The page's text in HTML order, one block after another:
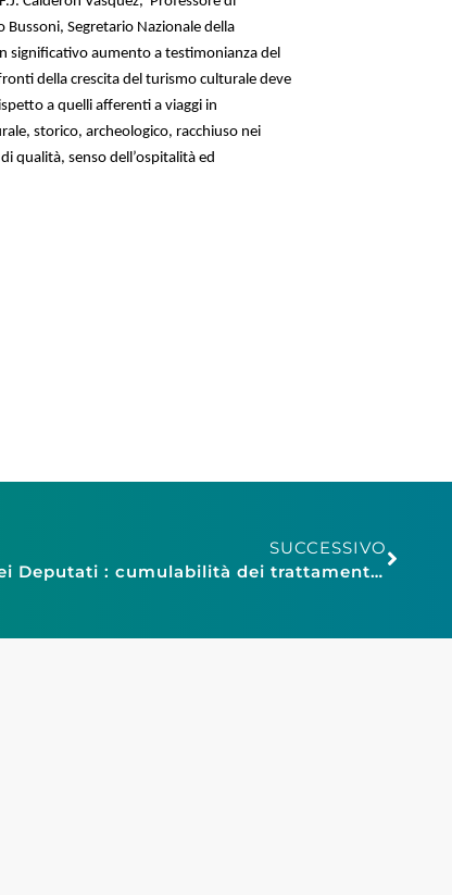
Segretario Nazionale della
significativo aumento a testimonianza del
della crescita del turismo culturale deve
a quelli afferenti a viaggi in
storico, archeologico, racchiuso nei
qualità, senso dell’ospitalità ed
SUCCESSIVO
18 novembre 2015 – Camera dei Deputati : cumulabilità dei trattamenti pensionistici e di reversibilità – Gli altri provvedimenti